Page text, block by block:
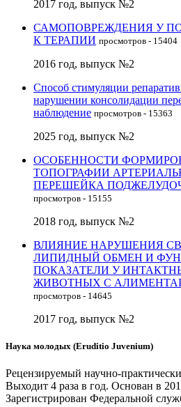
2017 год, выпуск №2
САМОПОВРЕЖДЕНИЯ У
К ТЕРАПИИ просмотров - 15404
2016 год, выпуск №2
Способ стимуляции
нарушении консолидации
наблюдение просмотров - 15363
2025 год, выпуск №2
ОСОБЕННОСТИ
ТОПОГРАФИИ
ПЕРЕШЕЙКА
просмотров - 15155
2018 год, выпуск №2
ВЛИЯНИЕ НАРУШЕНИЯ
ЛИПИДНЫЙ ОБМЕН И
ПОКАЗАТЕЛИ У
ЖИВОТНЫХ С
просмотров - 14645
2017 год, выпуск №2
Наука молодых (Eruditio Juvenium)
Рецензируемый научно-
Выходит 4 раза в год. Основан в
Зарегистрирован Федеральной